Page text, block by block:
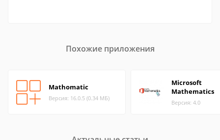
Похожие приложения
Mathomatic
Версия: 16.0.5 (0.34 МБ)
Microsoft
Mathematics
Версия: 4.0